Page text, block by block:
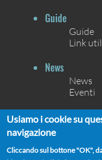
Guide
Guide
Link
News
News
Eventi
Contatti
Usiamo i cookie su
navigazione
Cliccando sul bottone "OK",